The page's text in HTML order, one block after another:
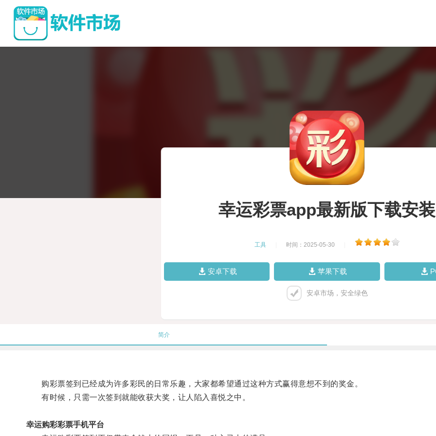
幸运彩票app最新版下载安装
工具 时间：2025-05-30
安卓下载 苹果下载
安卓市场，安全绿色
简介
购彩票签到已经成为许多彩民的日常乐趣，大家都希望通过这种方式赢得意想不到的奖金。
有时候，只需一次签到就能收获大奖，让人陷入喜悦之中。
幸运购彩彩票手机平台